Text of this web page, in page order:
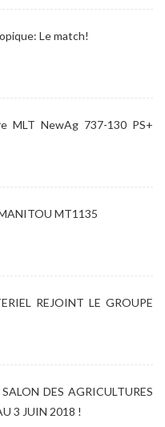
Le match!
MLT NewAg 737-130 PS+
MT1135
REJOINT LE GROUPE
DES AGRICULTURES
3 JUIN 2018 !